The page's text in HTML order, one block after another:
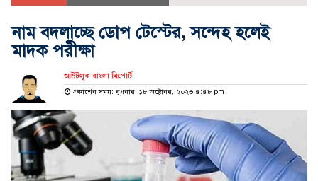
নাম বদলাচ্ছে ডোপ টেস্টের, সন্দেহ হলেই
মাদক পরীক্ষা
আউটলুক বাংলা রিপোর্ট
প্রকাশের সময়: বুধবার, ১৮ অক্টোবর, ২০২৩ ৪:৪৮ pm